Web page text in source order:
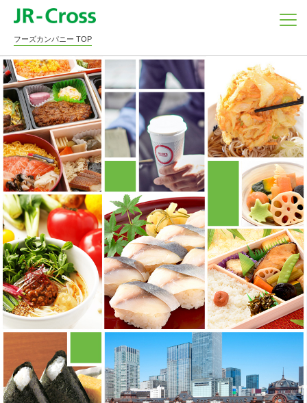
フーズカンパニー TOP